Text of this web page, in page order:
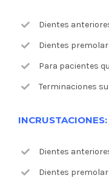
Dientes
Dientes
Para pacientes
Terminaciones
INCRUSTACIONES:
Dientes
Dientes